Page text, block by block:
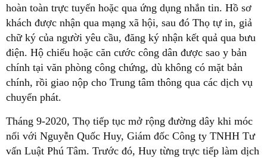
hoàn toàn trực tuyến hoặc qua ứng dụng nhắn tin. Hồ sơ
khách được nhận qua mạng xã hội, sau đó Thọ tự in, giả
chữ ký của người yêu cầu, đăng ký nhận kết quả qua bưu
điện. Hộ chiếu hoặc căn cước công dân được sao y bản
chính tại văn phòng công chứng, dù không có mặt bản
chính, rồi giao nộp cho Trung tâm thông qua các dịch vụ
chuyển phát.
Tháng 9-2020, Thọ tiếp tục mở rộng đường dây khi móc
nối với Nguyễn Quốc Huy, Giám đốc Công ty TNHH Tư
vấn Luật Phú Tâm. Trước đó, Huy từng trực tiếp làm dịch